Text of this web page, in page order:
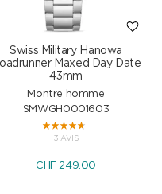
Swiss Military Hanowa
Maxed Day Date
43mm
Montre homme
SMWGH0001603
3 AVIS
CHF 249.00